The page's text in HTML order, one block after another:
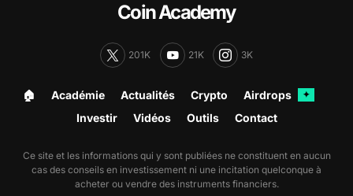
Coin Academy
201K 21K 3K
🏠︎ Académie Actualités Crypto Airdrops ✦
Investir Vidéos Outils Contact
Ce site et les informations qui y sont publiées ne constituent en aucun
cas des conseils en investissement ni une incitation quelconque à
acheter ou vendre des instruments financiers.